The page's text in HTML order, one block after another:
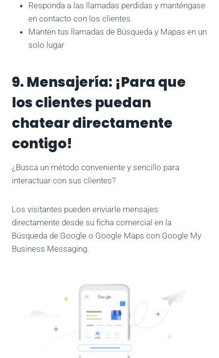
Responda a las llamadas perdidas y manténgase
en contacto con los clientes
Mantén tus llamadas de Búsqueda y Mapas en un
solo lugar
9. Mensajería: ¡Para que
los clientes puedan
chatear directamente
contigo!
¿Busca un método conveniente y sencillo para
interactuar con sus clientes?
Los visitantes pueden enviarle mensajes
directamente desde su ficha comercial en la
Búsqueda de Google o Google Maps con Google My
Business Messaging.